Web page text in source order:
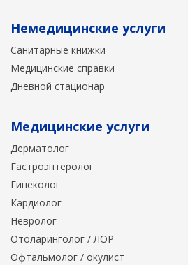
Немедицинские услуги
Санитарные книжки
Медицинские справки
Дневной стационар
Медицинские услуги
Дерматолог
Гастроэнтеролог
Гинеколог
Кардиолог
Невролог
Отоларинголог / ЛОР
Офтальмолог / окулист